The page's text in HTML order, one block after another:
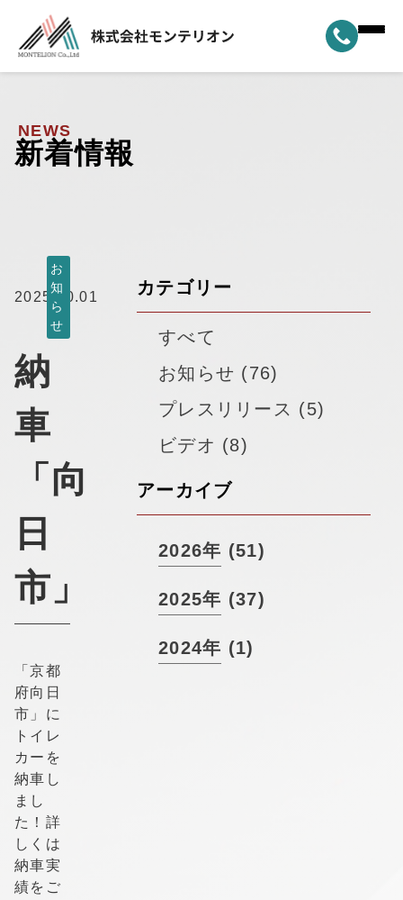
ホーム
選ばれる理由
納車実績
モンテリオンについて ▼
新着情報
採用情報
NEWS
新着情報
2025.10.01
お
知
ら
せ
納
車
「向
日
市」
「京都
府向日
市」に
トイレ
カーを
納車し
まし
た！詳
しくは
納車実
績をご
カテゴリー
すべて
お知らせ (76)
プレスリリース (5)
ビデオ (8)
アーカイブ
2026年 (51)
2025年 (37)
2024年 (1)